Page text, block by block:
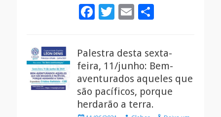
F
b
o
o
k
T
er
E
l e
Palestra desta sexta-
feira, 11/junho: Bem-
aventurados aqueles que
são pacíficos, porque
herdarão a terra.